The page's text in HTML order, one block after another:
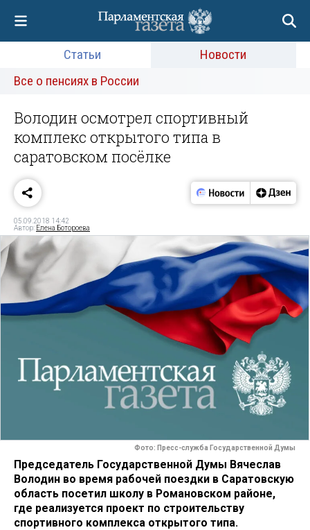
Статьи
Новости
Все о пенсиях в России
Володин осмотрел спортивный
комплекс открытого типа в
саратовском посёлке
05.09.2018 14:42
Автор: Елена Ботороева
Фото: Пресс-служба Государственной Думы
Председатель Государственной Думы Вячеслав
Володин во время рабочей поездки в Саратовскую
область посетил школу в Романовском районе,
где реализуется проект по строительству
спортивного комплекса открытого типа.